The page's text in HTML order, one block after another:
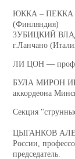
ЮККА – ПЕККА
(Финляндия)
ЗУБИЦКИЙ
г.Ланчано
ЛИ ЦОН —
БУЛА МИРОН
аккордеона
Секция
ЦЫГАНКОВ
России,
председатель.